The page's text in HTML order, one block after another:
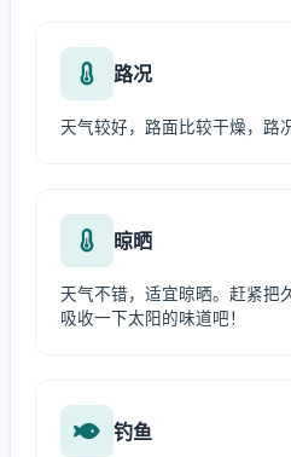
路况
天气较好，路面比较干燥，路
晾晒
天气不错，适宜晾晒。赶紧把
吸收一下太阳的味道吧！
钓鱼